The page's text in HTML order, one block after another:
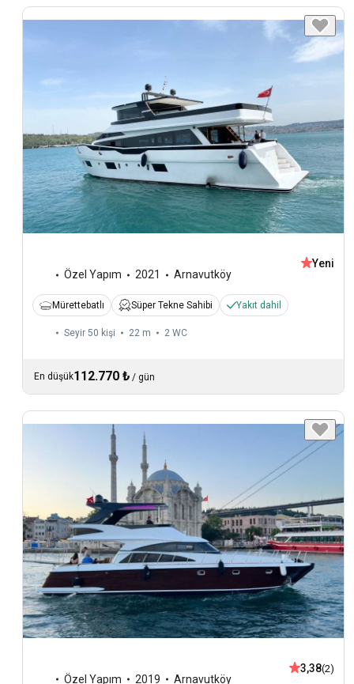
Özel Yapım 2021 Arnavutköy
Yeni
Mürettebatlı Süper Tekne Sahibi Yakıt dahil
Seyir 50 kişi 22 m 2 WC
En düşük112.770 ₺ / gün
Özel Yapım 2019 Arnavutköy
3,38(2)